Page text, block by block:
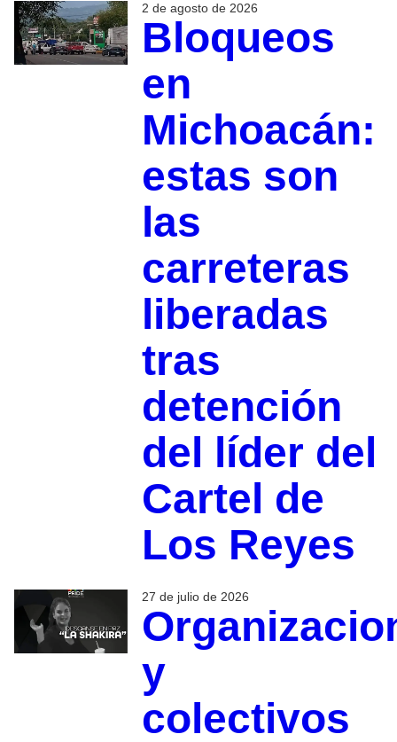
2 de agosto de 2026
Bloqueos
en
Michoacán:
estas son
las
carreteras
liberadas
tras
detención
del líder del
Cartel de
Los Reyes
27 de julio de 2026
y
colectivos